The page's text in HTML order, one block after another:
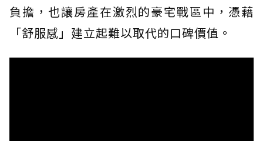
負擔，也讓房產在激烈的豪宅戰區中，憑藉
「舒服感」建立起難以取代的口碑價值。